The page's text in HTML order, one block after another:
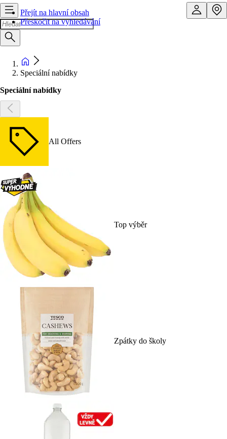
Přejít na hlavní obsah
Přeskočit na vyhledávání
Speciální nabídky
Speciální nabídky
All Offers
Top výběr
Zpátky do školy